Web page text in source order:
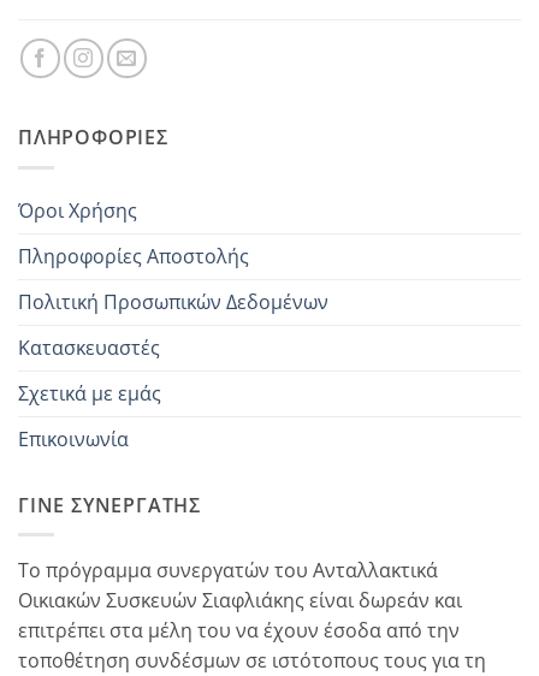
ΠΛΗΡΟΦΟΡΊΕΣ
Όροι Χρήσης
Πληροφορίες Αποστολής
Πολιτική Προσωπικών Δεδομένων
Κατασκευαστές
Σχετικά με εμάς
Επικοινωνία
ΓΊΝΕ ΣΥΝΕΡΓΆΤΗΣ
Το πρόγραμμα συνεργατών του Ανταλλακτικά
Οικιακών Συσκευών Σιαφλιάκης είναι δωρεάν και
επιτρέπει στα μέλη του να έχουν έσοδα από την
τοποθέτηση συνδέσμων σε ιστότοπους τους για τη